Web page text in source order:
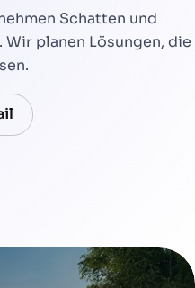
Schatten und
planen Lösungen, die